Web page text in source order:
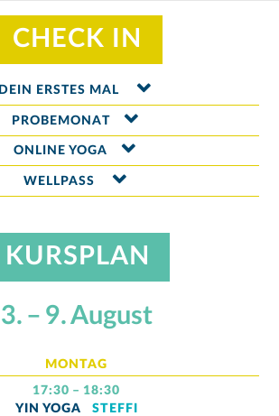
CHECK IN
DEIN ERSTES MAL
PROBEMONAT
ONLINE YOGA
WELLPASS
KURSPLAN
3. – 9. August
MONTAG
17:30 – 18:30
YIN YOGA
STEFFI